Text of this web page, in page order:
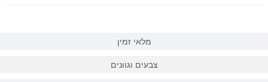
מלאי זמין
צבעים וגוונים